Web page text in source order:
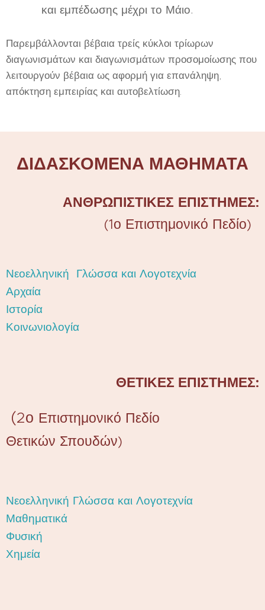
και εμπέδωσης μέχρι το Μάιο.
Παρεμβάλλονται βέβαια τρείς κύκλοι τρίωρων
διαγωνισμάτων και διαγωνισμάτων προσομοίωσης που
λειτουργούν βέβαια ως αφορμή για επανάληψη,
απόκτηση εμπειρίας και αυτοβελτίωση.
ΔΙΔΑΣΚΟΜΕΝΑ ΜΑΘΗΜΑΤΑ
ΑΝΘΡΩΠΙΣΤΙΚΕΣ ΕΠΙΣΤΗΜΕΣ:
(1ο Επιστημονικό Πεδίο)
Νεοελληνική Γλώσσα και Λογοτεχνία
Αρχαία
Ιστορία
Κοινωνιολογία
ΘΕΤΙΚΕΣ ΕΠΙΣΤΗΜΕΣ:
(2ο Επιστημονικό Πεδίο
Θετικών Σπουδών)
Νεοελληνική Γλώσσα και Λογοτεχνία
Μαθηματικά
Φυσική
Χημεία